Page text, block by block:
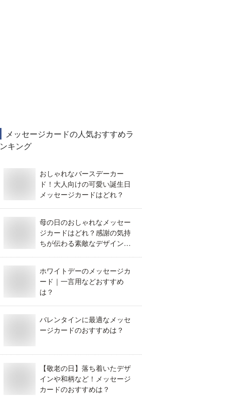
メッセージカードの人気おすすめラ
ンキング
おしゃれなバースデーカー
ド！大人向けの可愛い誕生日
メッセージカードはどれ？
母の日のおしゃれなメッセー
ジカードはどれ？感謝の気持
ちが伝わる素敵なデザインを
ホワイトデーのメッセージカ
ード｜一言用などおすすめ
は？
バレンタインに最適なメッセ
ージカードのおすすめは？
【敬老の日】落ち着いたデザ
インや和柄など！メッセージ
カードのおすすめは？